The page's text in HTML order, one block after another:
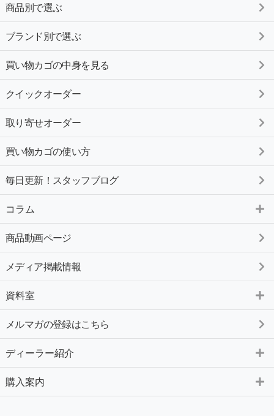
商品別で選ぶ
ブランド別で選ぶ
買い物カゴの中身を見る
クイックオーダー
取り寄せオーダー
買い物カゴの使い方
毎日更新！スタッフブログ
コラム
商品動画ページ
メディア掲載情報
資料室
メルマガの登録はこちら
ディーラー紹介
購入案内